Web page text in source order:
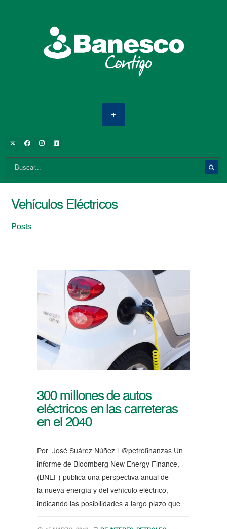
Vehículos Eléctricos
Posts
300 millones de autos
eléctricos en las carreteras
en el 2040
Por: José Suárez Núñez | @petrofinanzas Un
informe de Bloomberg New Energy Finance,
(BNEF) publica una perspectiva anual de
la nueva energía y del vehículo eléctrico,
indicando las posibilidades a largo plazo que